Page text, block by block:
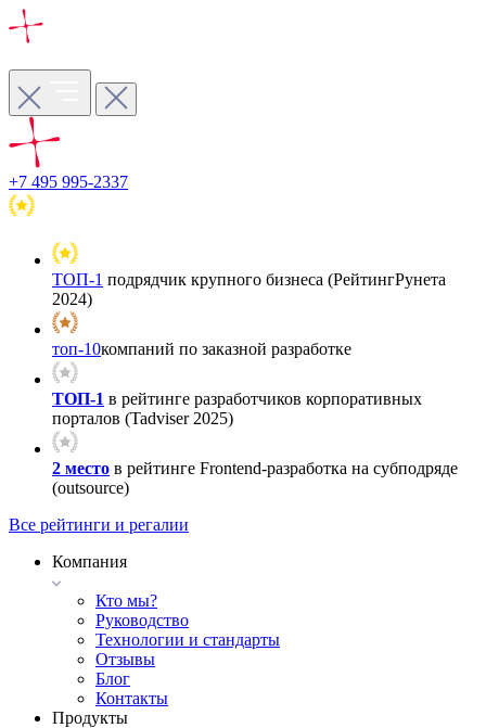
+7 495 995-2337
ТОП-1 подрядчик крупного бизнеса (РейтингРунета
2024)
топ-10компаний по заказной разработке
ТОП-1 в рейтинге разработчиков корпоративных
порталов (Tadviser 2025)
2 место в рейтинге Frontend-разработка на субподряде
(outsource)
Все рейтинги и регалии
Компания
Кто мы?
Руководство
Технологии и стандарты
Отзывы
Блог
Контакты
Продукты